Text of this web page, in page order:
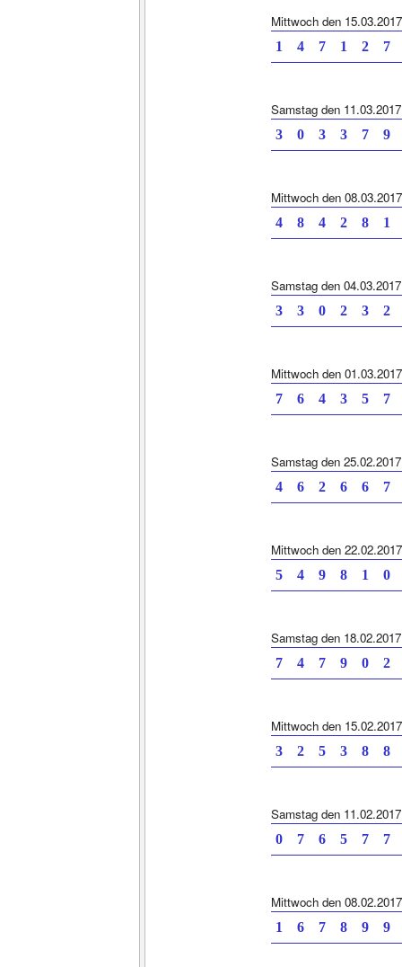
Mittwoch den 15.03.2017
1 4 7 1 2 7
Samstag den 11.03.2017
3 0 3 3 7 9
Mittwoch den 08.03.2017
4 8 4 2 8 1
Samstag den 04.03.2017
3 3 0 2 3 2
Mittwoch den 01.03.2017
7 6 4 3 5 7
Samstag den 25.02.2017
4 6 2 6 6 7
Mittwoch den 22.02.2017
5 4 9 8 1 0
Samstag den 18.02.2017
7 4 7 9 0 2
Mittwoch den 15.02.2017
3 2 5 3 8 8
Samstag den 11.02.2017
0 7 6 5 7 7
Mittwoch den 08.02.2017
1 6 7 8 9 9